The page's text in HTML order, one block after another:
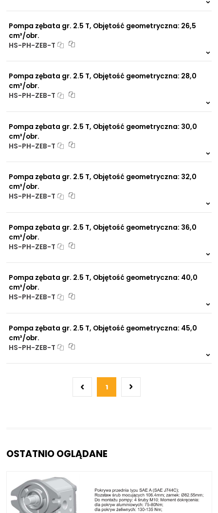
Pompa zębata gr. 2.5 T, Objętość geometryczna: 26,5
cm³/obr.
HS-PH-ZEB-T
Pompa zębata gr. 2.5 T, Objętość geometryczna: 28,0
cm³/obr.
HS-PH-ZEB-T
Pompa zębata gr. 2.5 T, Objętość geometryczna: 30,0
cm³/obr.
HS-PH-ZEB-T
Pompa zębata gr. 2.5 T, Objętość geometryczna: 32,0
cm³/obr.
HS-PH-ZEB-T
Pompa zębata gr. 2.5 T, Objętość geometryczna: 36,0
cm³/obr.
HS-PH-ZEB-T
Pompa zębata gr. 2.5 T, Objętość geometryczna: 40,0
cm³/obr.
HS-PH-ZEB-T
Pompa zębata gr. 2.5 T, Objętość geometryczna: 45,0
cm³/obr.
HS-PH-ZEB-T
1
OSTATNIO OGLĄDANE